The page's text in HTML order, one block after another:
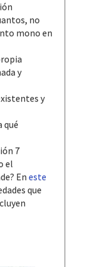
no
mono en
y
y
qué
7​
el
Eneste
que